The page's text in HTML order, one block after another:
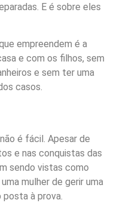
E é sobre eles
empreendem é a
e com os filhos, sem
e sem ter uma
casos.
é fácil. Apesar de
e nas conquistas das
sendo vistas como
mulher de gerir uma
à prova.